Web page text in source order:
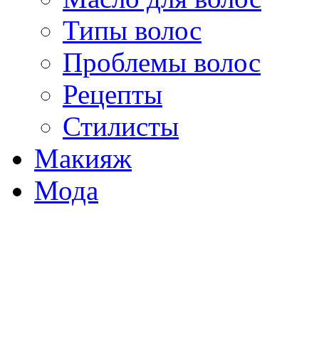
Типы волос
Проблемы волос
Рецепты
Стилисты
Макияж
Мода